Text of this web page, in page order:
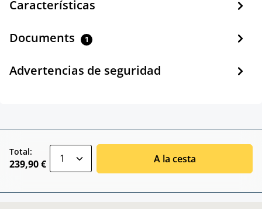
Características
Documents 1
Advertencias de seguridad
Total:
239,90 € A la cesta